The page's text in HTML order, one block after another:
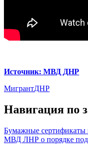
Источник: МВД ДНР
МигрантДНР
Навигация по
Бумажные сертификаты
МВД ЛНР о порядке